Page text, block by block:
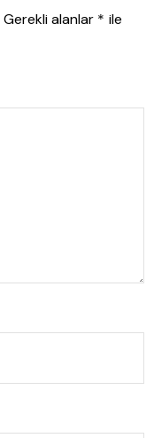
Gerekli alanlar * ile